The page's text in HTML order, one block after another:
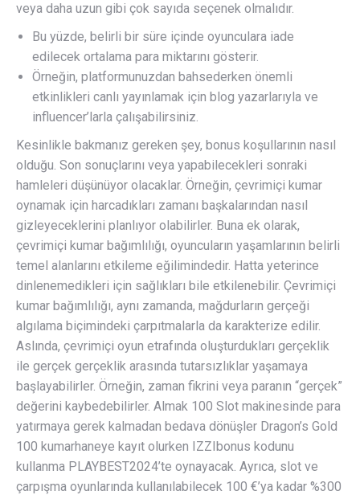
veya daha uzun gibi çok sayıda seçenek olmalıdır.
Bu yüzde, belirli bir süre içinde oyunculara iade
edilecek ortalama para miktarını gösterir.
Örneğin, platformunuzdan bahsederken önemli
etkinlikleri canlı yayınlamak için blog yazarlarıyla ve
influencer’larla çalışabilirsiniz.
Kesinlikle bakmanız gereken şey, bonus koşullarının nasıl
olduğu. Son sonuçlarını veya yapabilecekleri sonraki
hamleleri düşünüyor olacaklar. Örneğin, çevrimiçi kumar
oynamak için harcadıkları zamanı başkalarından nasıl
gizleyeceklerini planlıyor olabilirler. Buna ek olarak,
çevrimiçi kumar bağımlılığı, oyuncuların yaşamlarının belirli
temel alanlarını etkileme eğilimindedir. Hatta yeterince
dinlenemedikleri için sağlıkları bile etkilenebilir. Çevrimiçi
kumar bağımlılığı, aynı zamanda, mağdurların gerçeği
algılama biçimindeki çarpıtmalarla da karakterize edilir.
Aslında, çevrimiçi oyun etrafında oluşturdukları gerçeklik
ile gerçek gerçeklik arasında tutarsızlıklar yaşamaya
başlayabilirler. Örneğin, zaman fikrini veya paranın “gerçek”
değerini kaybedebilirler. Almak 100 Slot makinesinde para
yatırmaya gerek kalmadan bedava dönüşler Dragon’s Gold
100 kumarhaneye kayıt olurken IZZIbonus kodunu
kullanma PLAYBEST2024’te oynayacak. Ayrıca, slot ve
çarpışma oyunlarında kullanılabilecek 100 €’ya kadar %300